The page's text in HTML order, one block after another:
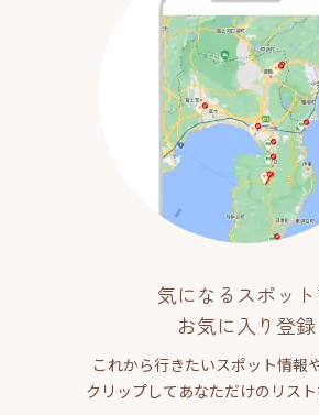
気になるスポット
お気に入り登録
これから行きたいスポット情報
クリップしてあなただけのリスト